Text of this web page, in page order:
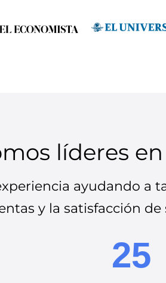
líderes
ayudando a
y la satisfacción
25